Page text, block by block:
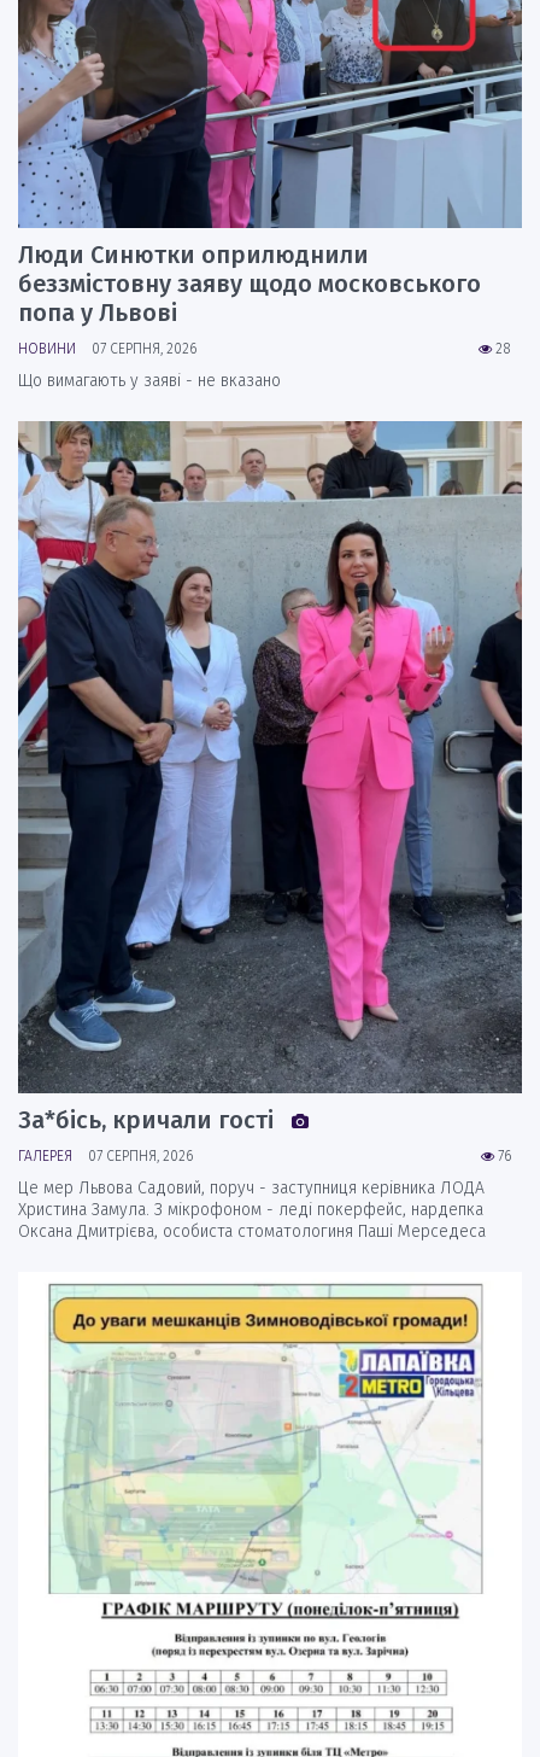
Люди Синютки оприлюднили
беззмістовну заяву щодо московського
попа у Львові
28
НОВИНИ 07 СЕРПНЯ, 2026
Що вимагають у заяві - не вказано
За*бісь, кричали гості
76
ГАЛЕРЕЯ 07 СЕРПНЯ, 2026
Це мер Львова Садовий, поруч - заступниця керівника ЛОДА
Христина Замула. З мікрофоном - леді покерфейс, нардепка
Оксана Дмитрієва, особиста стоматологиня Паші Мерседеса